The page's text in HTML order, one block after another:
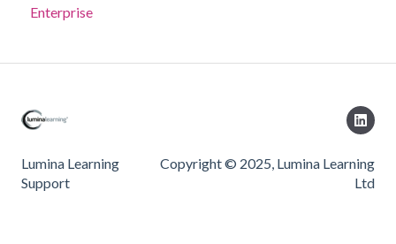
Enterprise
Lumina Learning
Support
Copyright © 2025, Lumina Learning
Ltd